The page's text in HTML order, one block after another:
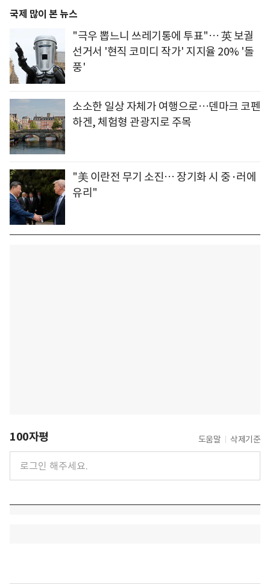
국제 많이 본 뉴스
"극우 뽑느니 쓰레기통에 투표"… 英 보궐
선거서 '현직 코미디 작가' 지지율 20% '돌
풍'
소소한 일상 자체가 여행으로…덴마크 코펜
하겐, 체험형 관광지로 주목
"美 이란전 무기 소진… 장기화 시 중·러에
유리"
100자평 도움말 삭제기준